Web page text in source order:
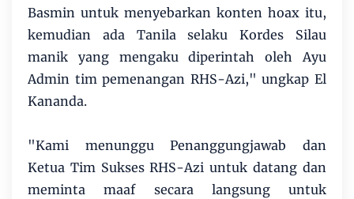
Basmin untuk menyebarkan konten hoax itu,
kemudian ada Tanila selaku Kordes Silau
manik yang mengaku diperintah oleh Ayu
Admin tim pemenangan RHS-Azi," ungkap El
Kananda.
"Kami menunggu Penanggungjawab dan
Ketua Tim Sukses RHS-Azi untuk datang dan
meminta maaf secara langsung untuk